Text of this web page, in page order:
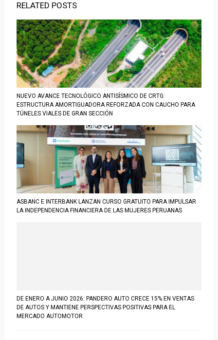
RELATED POSTS
NUEVO AVANCE TECNOLÓGICO ANTISÍSMICO DE CRTG:
ESTRUCTURA AMORTIGUADORA REFORZADA CON CAUCHO PARA
TÚNELES VIALES DE GRAN SECCIÓN
ASBANC E INTERBANK LANZAN CURSO GRATUITO PARA IMPULSAR
LA INDEPENDENCIA FINANCIERA DE LAS MUJERES PERUANAS
DE ENERO A JUNIO 2026: PANDERO AUTO CRECE 15% EN VENTAS
DE AUTOS Y MANTIENE PERSPECTIVAS POSITIVAS PARA EL
MERCADO AUTOMOTOR